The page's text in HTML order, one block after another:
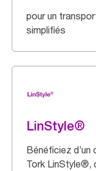
pour un
simplifiés
LinStyle®
Bénéficiez
Tork LinStyle®,